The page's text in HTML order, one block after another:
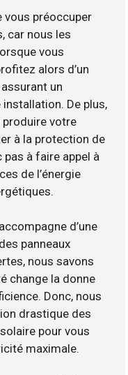
vous préoccuper
car nous les
vous
alors d’un
un
De plus,
votre
à la protection de
pas à faire appel à
de l’énergie
d’une
panneaux
nous savons
change la donne
Donc, nous
drastique des
pour vous
maximale.